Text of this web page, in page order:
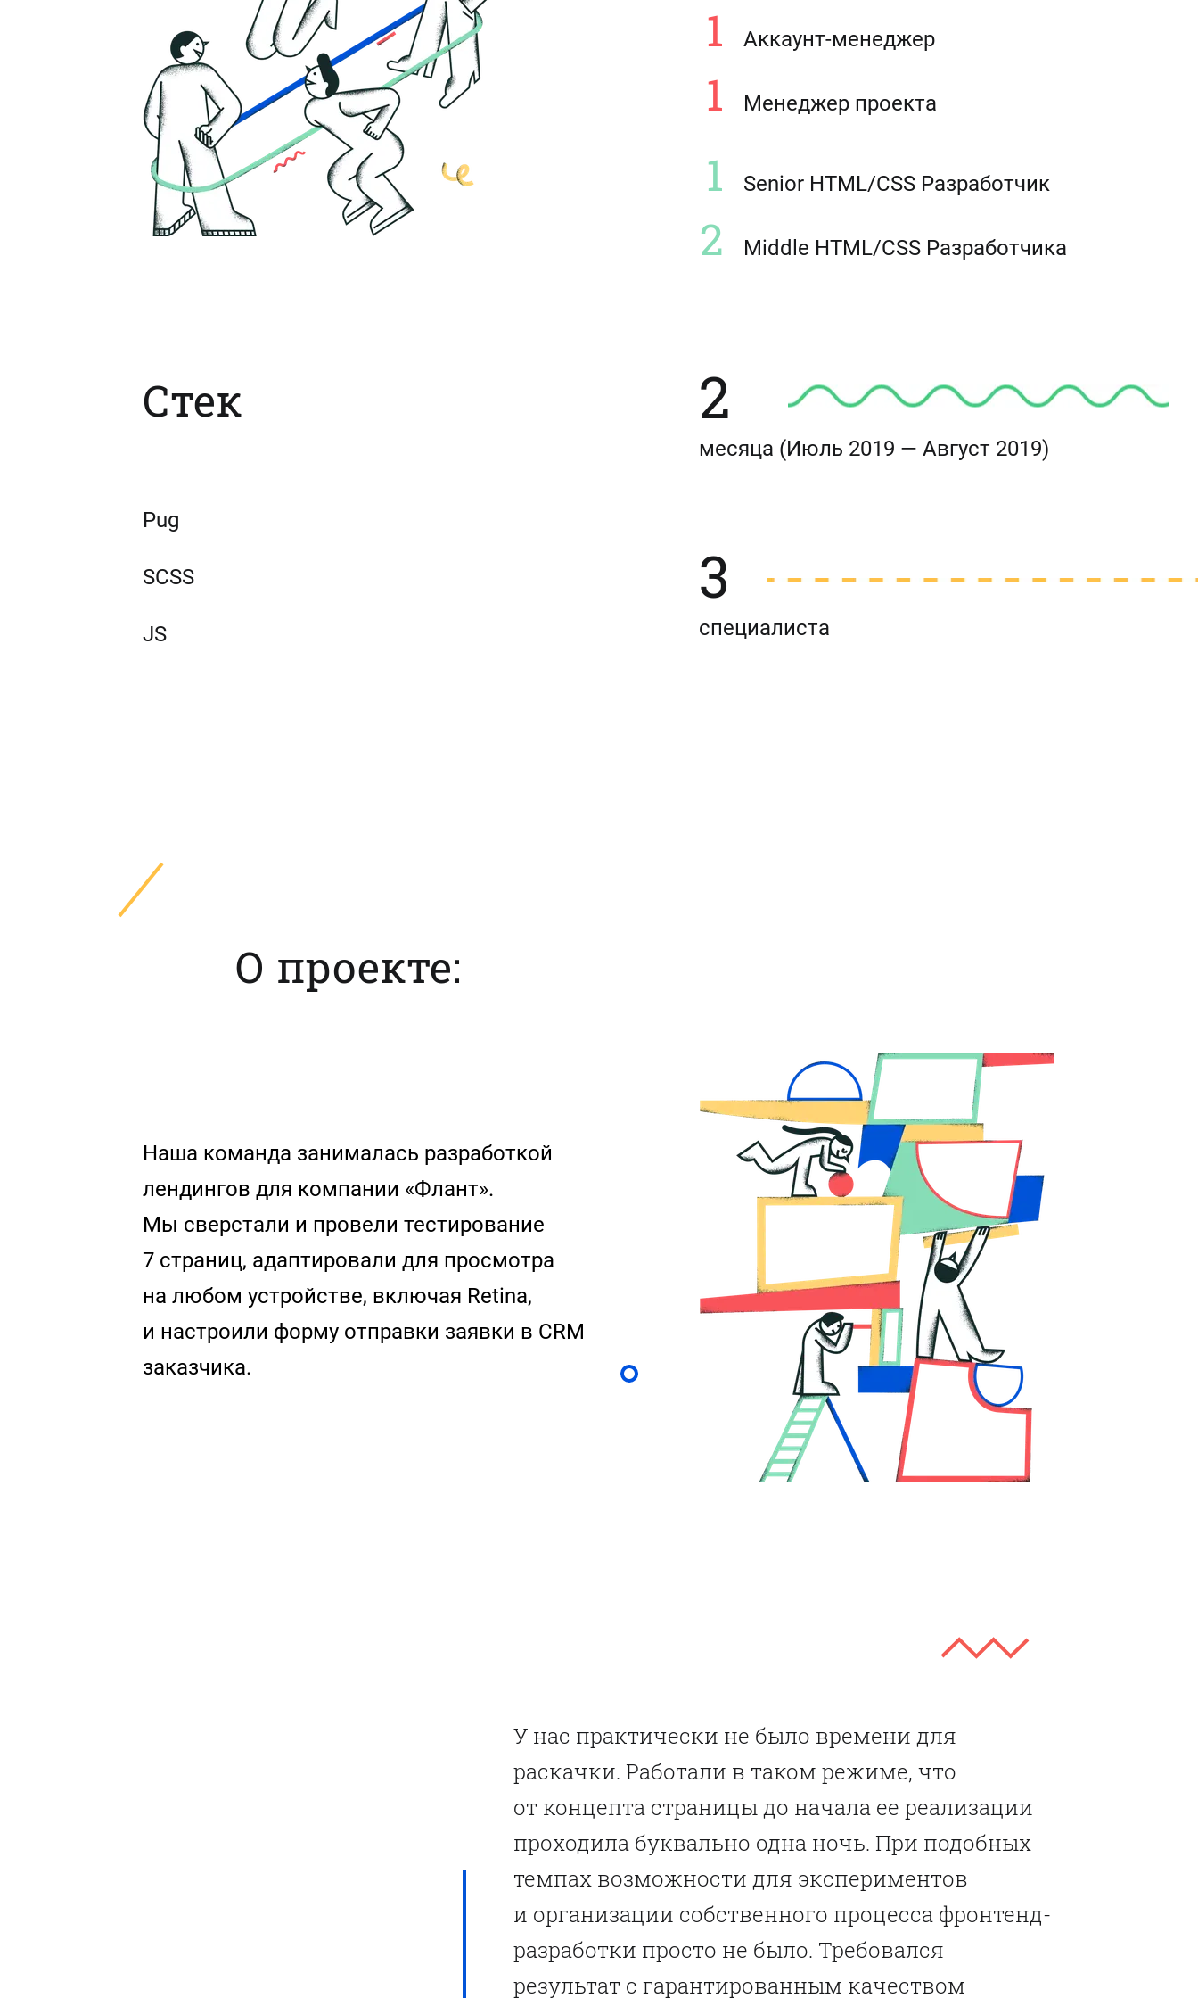
1 Аккаунт-менеджер
1 Менеджер проекта
1 Senior HTML/CSS Разработчик
2 Middle HTML/CSS Разработчика
Стек
Pug
SCSS
JS
2
месяца (Июль 2019 — Август 2019)
3
специалиста
О проекте:
Наша команда занималась разработкой
лендингов для компании «Флант».
Мы сверстали и провели тестирование
7 страниц, адаптировали для просмотра
на любом устройстве, включая Retina,
и настроили форму отправки заявки в CRM
заказчика.
У нас практически не было времени для
раскачки. Работали в таком режиме, что
от концепта страницы до начала ее реализации
проходила буквально одна ночь. При подобных
темпах возможности для экспериментов
и организации собственного процесса фронтенд-
разработки просто не было. Требовался
результат с гарантированным качеством